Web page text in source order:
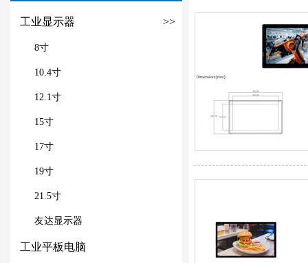
工业显示器 >>
8寸
10.4寸
12.1寸
15寸
17寸
19寸
21.5寸
友达显示器
工业平板电脑